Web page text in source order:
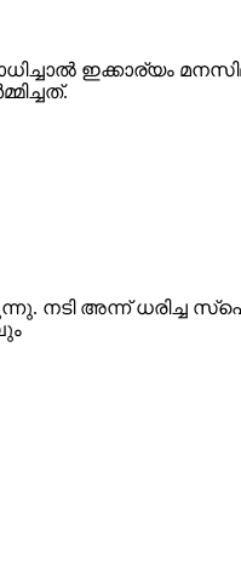
ഇക്കാര്യം
നടി അന്ന് ധരിച്ച